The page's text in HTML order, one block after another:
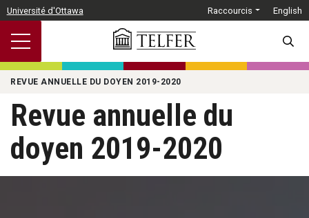
Passer au contenu principal
Université d'Ottawa Raccourcis English
REVUE ANNUELLE DU DOYEN 2019-2020
Revue annuelle du
doyen 2019-2020